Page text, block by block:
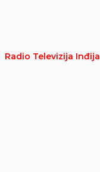
Radio Televizija Inđija